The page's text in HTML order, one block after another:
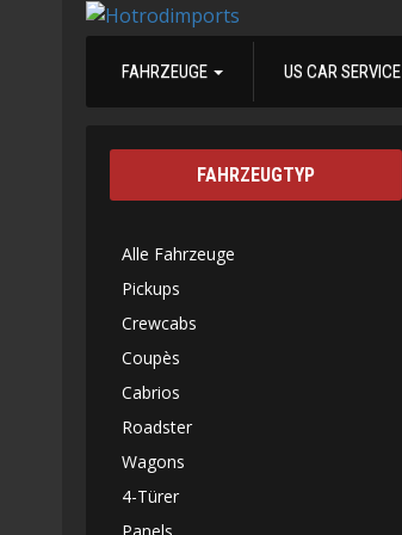
FAHRZEUGE US CAR SERVICE
FAHRZEUGTYP
Alle Fahrzeuge
Pickups
Crewcabs
Coupès
Cabrios
Roadster
Wagons
4-Türer